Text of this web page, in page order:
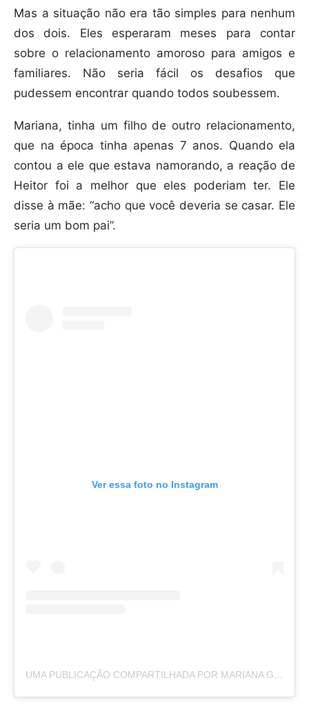
Mas a situação não era tão simples para nenhum
dos dois. Eles esperaram meses para contar
sobre o relacionamento amoroso para amigos e
familiares. Não seria fácil os desafios que
pudessem encontrar quando todos soubessem.
Mariana, tinha um filho de outro relacionamento,
que na época tinha apenas 7 anos. Quando ela
contou a ele que estava namorando, a reação de
Heitor foi a melhor que eles poderiam ter. Ele
disse à mãe: “acho que você deveria se casar. Ele
seria um bom pai”.
Ver essa foto no Instagram
UMA PUBLICAÇÃO COMPARTILHADA POR MARIANA GODOY (@MARIANAGODOY)